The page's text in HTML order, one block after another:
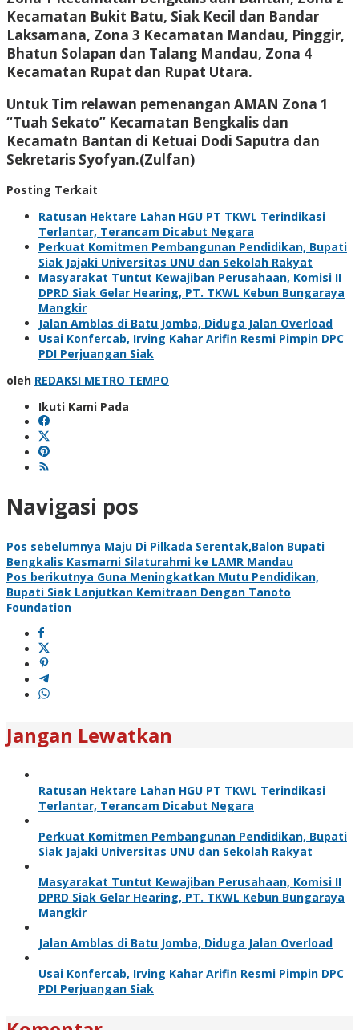
Kecamatan Bukit Batu, Siak Kecil dan Bandar
Laksamana, Zona 3 Kecamatan Mandau, Pinggir,
Bhatun Solapan dan Talang Mandau, Zona 4
Kecamatan Rupat dan Rupat Utara.
Untuk Tim relawan pemenangan AMAN Zona 1
“Tuah Sekato” Kecamatan Bengkalis dan
Kecamatn Bantan di Ketuai Dodi Saputra dan
Sekretaris Syofyan.(Zulfan)
Posting Terkait
Ratusan Hektare Lahan HGU PT TKWL Terindikasi
Terlantar, Terancam Dicabut Negara
Perkuat Komitmen Pembangunan Pendidikan, Bupati
Siak Jajaki Universitas UNU dan Sekolah Rakyat
Masyarakat Tuntut Kewajiban Perusahaan, Komisi II
DPRD Siak Gelar Hearing, PT. TKWL Kebun Bungaraya
Mangkir
Jalan Amblas di Batu Jomba, Diduga Jalan Overload
Usai Konfercab, Irving Kahar Arifin Resmi Pimpin DPC
PDI Perjuangan Siak
oleh REDAKSI METRO TEMPO
Ikuti Kami Pada
Navigasi pos
Pos sebelumnya Maju Di Pilkada Serentak,Balon Bupati
Bengkalis Kasmarni Silaturahmi ke LAMR Mandau
Pos berikutnya Guna Meningkatkan Mutu Pendidikan,
Bupati Siak Lanjutkan Kemitraan Dengan Tanoto
Foundation
Jangan Lewatkan
Ratusan Hektare Lahan HGU PT TKWL Terindikasi
Terlantar, Terancam Dicabut Negara
Perkuat Komitmen Pembangunan Pendidikan, Bupati
Siak Jajaki Universitas UNU dan Sekolah Rakyat
Masyarakat Tuntut Kewajiban Perusahaan, Komisi II
DPRD Siak Gelar Hearing, PT. TKWL Kebun Bungaraya
Mangkir
Jalan Amblas di Batu Jomba, Diduga Jalan Overload
Usai Konfercab, Irving Kahar Arifin Resmi Pimpin DPC
PDI Perjuangan Siak